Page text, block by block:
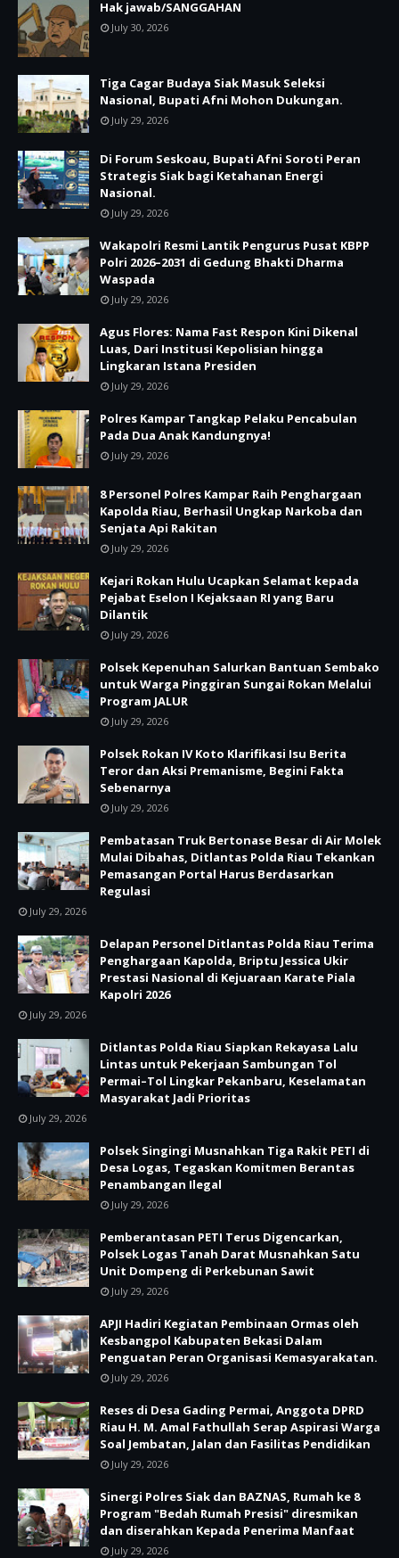
Hak jawab/SANGGAHAN
July 30, 2026
Tiga Cagar Budaya Siak Masuk Seleksi
Nasional, Bupati Afni Mohon Dukungan.
July 29, 2026
Di Forum Seskoau, Bupati Afni Soroti Peran
Strategis Siak bagi Ketahanan Energi
Nasional.
July 29, 2026
Wakapolri Resmi Lantik Pengurus Pusat KBPP
Polri 2026–2031 di Gedung Bhakti Dharma
Waspada
July 29, 2026
Agus Flores: Nama Fast Respon Kini Dikenal
Luas, Dari Institusi Kepolisian hingga
Lingkaran Istana Presiden
July 29, 2026
Polres Kampar Tangkap Pelaku Pencabulan
Pada Dua Anak Kandungnya!
July 29, 2026
8 Personel Polres Kampar Raih Penghargaan
Kapolda Riau, Berhasil Ungkap Narkoba dan
Senjata Api Rakitan
July 29, 2026
Kejari Rokan Hulu Ucapkan Selamat kepada
Pejabat Eselon I Kejaksaan RI yang Baru
Dilantik
July 29, 2026
Polsek Kepenuhan Salurkan Bantuan Sembako
untuk Warga Pinggiran Sungai Rokan Melalui
Program JALUR
July 29, 2026
Polsek Rokan IV Koto Klarifikasi Isu Berita
Teror dan Aksi Premanisme, Begini Fakta
Sebenarnya
July 29, 2026
Pembatasan Truk Bertonase Besar di Air Molek
Mulai Dibahas, Ditlantas Polda Riau Tekankan
Pemasangan Portal Harus Berdasarkan
Regulasi
July 29, 2026
Delapan Personel Ditlantas Polda Riau Terima
Penghargaan Kapolda, Briptu Jessica Ukir
Prestasi Nasional di Kejuaraan Karate Piala
Kapolri 2026
July 29, 2026
Ditlantas Polda Riau Siapkan Rekayasa Lalu
Lintas untuk Pekerjaan Sambungan Tol
Permai–Tol Lingkar Pekanbaru, Keselamatan
Masyarakat Jadi Prioritas
July 29, 2026
Polsek Singingi Musnahkan Tiga Rakit PETI di
Desa Logas, Tegaskan Komitmen Berantas
Penambangan Ilegal
July 29, 2026
Pemberantasan PETI Terus Digencarkan,
Polsek Logas Tanah Darat Musnahkan Satu
Unit Dompeng di Perkebunan Sawit
July 29, 2026
APJI Hadiri Kegiatan Pembinaan Ormas oleh
Kesbangpol Kabupaten Bekasi Dalam
Penguatan Peran Organisasi Kemasyarakatan.
July 29, 2026
Reses di Desa Gading Permai, Anggota DPRD
Riau H. M. Amal Fathullah Serap Aspirasi Warga
Soal Jembatan, Jalan dan Fasilitas Pendidikan
July 29, 2026
Sinergi Polres Siak dan BAZNAS, Rumah ke 8
Program "Bedah Rumah Presisi" diresmikan
dan diserahkan Kepada Penerima Manfaat
July 29, 2026